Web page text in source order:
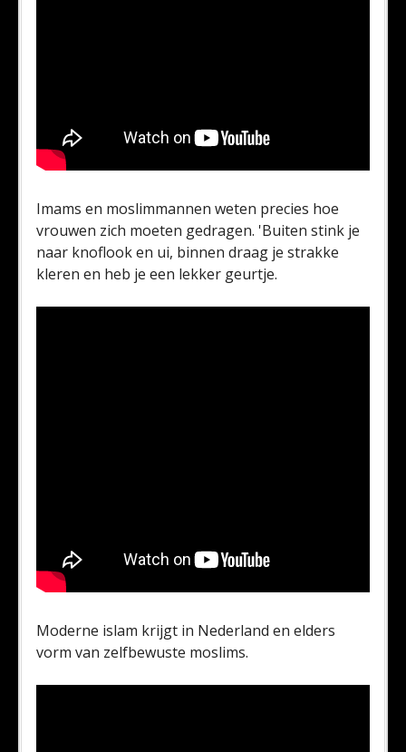
Imams en moslimmannen weten precies hoe
vrouwen zich moeten gedragen. 'Buiten stink je
naar knoflook en ui, binnen draag je strakke
kleren en heb je een lekker geurtje.
Moderne islam krijgt in Nederland en elders
vorm van zelfbewuste moslims.